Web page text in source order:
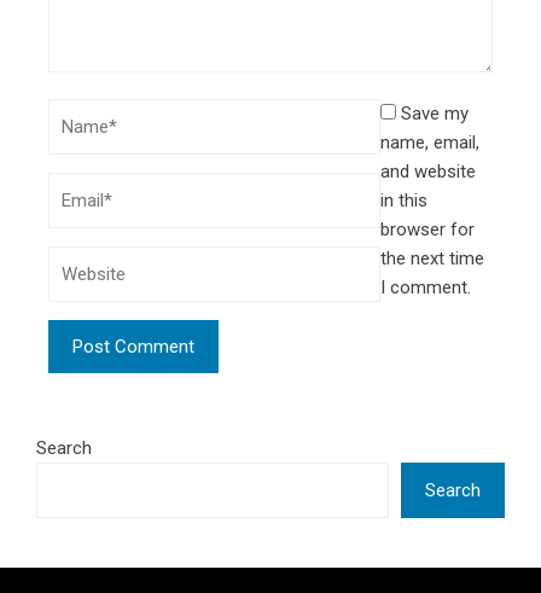
Save my
name, email,
and website
in this
browser for
the next time
I comment.
Search
Search